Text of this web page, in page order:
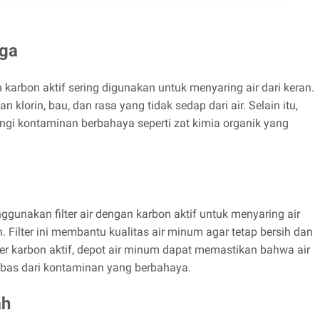
aktif sering digunakan untuk menyaring air dari keran.
klorin, bau, dan rasa yang tidak sedap dari air. Selain itu,
kontaminan berbahaya seperti zat kimia organik yang
filter air dengan karbon aktif untuk menyaring air
Filter ini membantu kualitas air minum agar tetap bersih dan
karbon aktif, depot air minum dapat memastikan bahwa air
dari kontaminan yang berbahaya.